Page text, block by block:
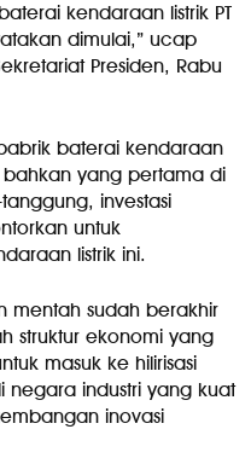
kendaraan listrik PT
dimulai,” ucap
Presiden, Rabu
baterai kendaraan
bahkan yang pertama di
investasi
untuk
listrik ini.
mentah sudah berakhir
struktur ekonomi yang
masuk ke hilirisasi
negara industri yang kuat
inovasi